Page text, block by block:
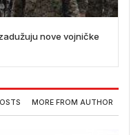
nove vojničke
MORE FROM AUTHOR